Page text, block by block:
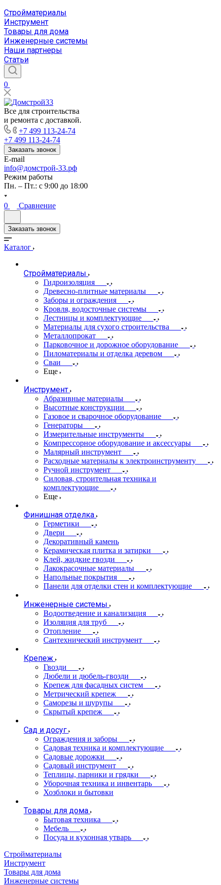
Стройматериалы
Инструмент
Товары для дома
Инженерные системы
Наши партнеры
Статьи
0
Все для строительства
и ремонта с доставкой.
+7 499 113-24-74
+7 499 113-24-74
Заказать звонок
E-mail
info@домстрой-33.рф
Режим работы
Пн. – Пт.: с 9:00 до 18:00
0 Сравнение
Заказать звонок
Каталог
Стройматериалы
Гидроизоляция
Древесно-плитные материалы
Заборы и ограждения
Кровля, водосточные системы
Лестницы и комплектующие
Материалы для сухого строительства
Металлопрокат
Парковочное и дорожное оборудование
Пиломатериалы и отделка деревом
Сваи
Еще
Инструмент
Абразивные материалы
Высотные конструкции
Газовое и сварочное оборудование
Генераторы
Измерительные инструменты
Компрессорное оборудование и аксессуары
Малярный инструмент
Расходные материалы к электроинструменту
Ручной инструмент
Силовая, строительная техника и
комплектующие
Еще
Финишная отделка
Герметики
Двери
Декоративный камень
Керамическая плитка и затирки
Клей, жидкие гвозди
Лакокрасочные материалы
Напольные покрытия
Панели для отделки стен и комплектующие
Инженерные системы
Водоотведение и канализация
Изоляция для труб
Отопление
Сантехнический инструмент
Крепеж
Гвозди
Дюбели и дюбель-гвозди
Крепеж для фасадных систем
Метрический крепеж
Саморезы и шурупы
Скрытый крепеж
Сад и досуг
Ограждения и заборы
Садовая техника и комплектующие
Садовые дорожки
Садовый инструмент
Теплицы, парники и грядки
Уборочная техника и инвентарь
Хозблоки и бытовки
Товары для дома
Бытовая техника
Мебель
Посуда и кухонная утварь
Стройматериалы
Инструмент
Товары для дома
Инженерные системы